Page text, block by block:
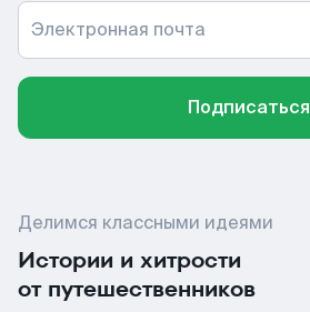
Электронная почта
Подписаться
Делимся классными идеями
Истории и хитрости
от путешественников